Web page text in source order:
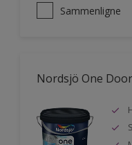
Sammenligne
Nordsjö One